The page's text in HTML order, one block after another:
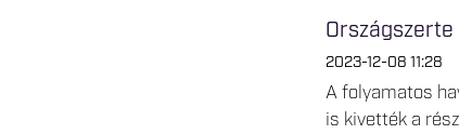
2023-12-08 11:28
A folyamatos
is kivették a